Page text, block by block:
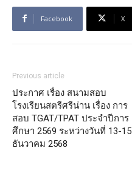
Facebook X
Previous article
ประกาศ เรื่อง สนามสอบ
โรงเรียนสตรีศรีน่าน เรื่อง การ
สอบ TGAT/TPAT ประจำปีการ
ศึกษา 2569 ระหว่างวันที่ 13-15
ธันวาคม 2568